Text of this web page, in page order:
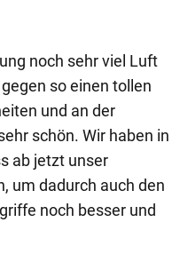
noch sehr viel Luft
so einen tollen
und an der
schön. Wir haben in
ab jetzt unser
um dadurch auch den
noch besser und